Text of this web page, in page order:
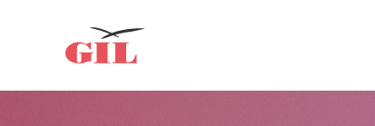
assistans